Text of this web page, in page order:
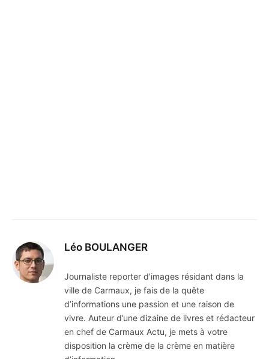
Léo BOULANGER
Journaliste reporter d’images résidant dans la
ville de Carmaux, je fais de la quête
d’informations une passion et une raison de
vivre. Auteur d’une dizaine de livres et rédacteur
en chef de Carmaux Actu, je mets à votre
disposition la crème de la crème en matière